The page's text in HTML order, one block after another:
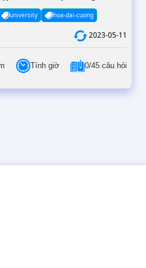
Đề #14
university hoa-dai-cuong
2023-05-11
Tính giờ 0/45 câu hỏi